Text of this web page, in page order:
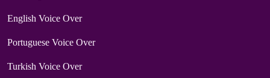
English Voice Over
Portuguese Voice Over
Turkish Voice Over